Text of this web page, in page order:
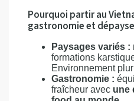
Pourquoi partir au
gastronomie et
Paysages variés :
formations
Environnement
Gastronomie :
fraîcheur avec une